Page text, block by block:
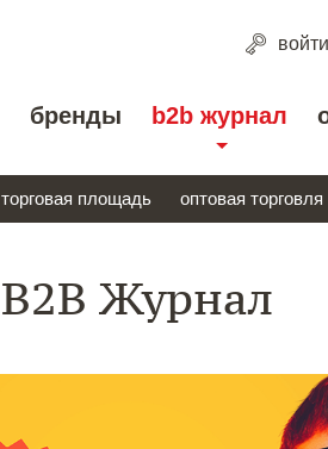
войти
бренды b2b журнал
торговая площадь оптовая торговля
B2B Журнал